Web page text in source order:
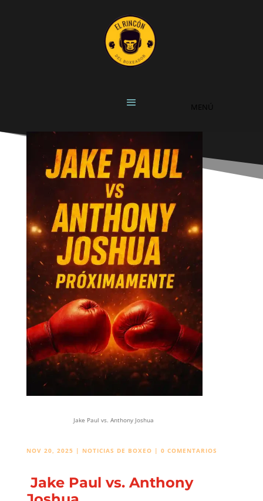
Jake Paul vs. Anthony Joshua
NOV 20, 2025 | NOTICIAS DE BOXEO | 0 COMENTARIOS
Jake Paul vs. Anthony